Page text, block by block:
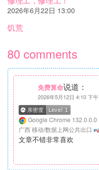
2026年6月22日 13:00
饥荒
80 comments
免费算命说道：
2026年5月12日 4:10 下午
Google Chrome 132.0.0.0
广西 移动/数据上网公共出口
文章不错非常喜欢